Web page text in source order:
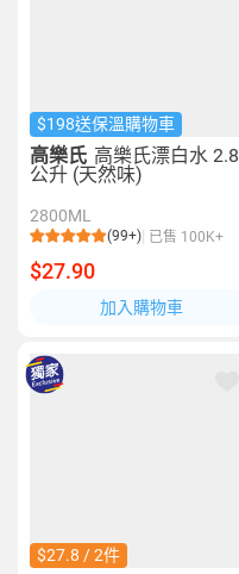
$198送保溫購物車
高樂氏 高樂氏漂白水 2.8
公升 (天然味)
2800ML
(99+) 已售 100K+
$27.90
加入購物車
$27.8 / 2件